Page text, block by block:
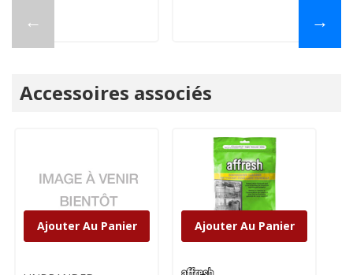
← →
Accessoires associés
Ajouter Au Panier Ajouter Au Panier